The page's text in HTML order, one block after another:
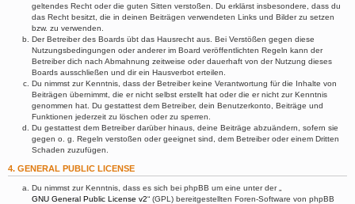
geltendes Recht oder die guten Sitten verstoßen. Du erklärst insbesondere, dass du
das Recht besitzt, die in deinen Beiträgen verwendeten Links und Bilder zu setzen
bzw. zu verwenden.
Der Betreiber des Boards übt das Hausrecht aus. Bei Verstößen gegen diese
Nutzungsbedingungen oder anderer im Board veröffentlichten Regeln kann der
Betreiber dich nach Abmahnung zeitweise oder dauerhaft von der Nutzung dieses
Boards ausschließen und dir ein Hausverbot erteilen.
Du nimmst zur Kenntnis, dass der Betreiber keine Verantwortung für die Inhalte von
Beiträgen übernimmt, die er nicht selbst erstellt hat oder die er nicht zur Kenntnis
genommen hat. Du gestattest dem Betreiber, dein Benutzerkonto, Beiträge und
Funktionen jederzeit zu löschen oder zu sperren.
Du gestattest dem Betreiber darüber hinaus, deine Beiträge abzuändern, sofern sie
gegen o. g. Regeln verstoßen oder geeignet sind, dem Betreiber oder einem Dritten
Schaden zuzufügen.
4. GENERAL PUBLIC LICENSE
Du nimmst zur Kenntnis, dass es sich bei phpBB um eine unter der „
GNU General Public License v2“ (GPL) bereitgestellten Foren-Software von phpBB